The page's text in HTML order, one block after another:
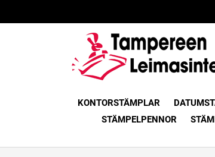
KONTORSTÄMPLAR
STÄMPELPENNOR